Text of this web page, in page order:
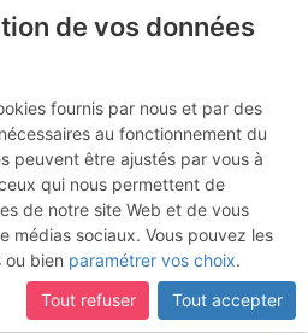
Martin :
Saint-Martin
Albères
de vos données
fournis par nous et par des
au fonctionnement du
peuvent être ajustés par vous à
qui nous permettent de
de notre site Web et de vous
médias sociaux. Vous pouvez les
ou bien paramétrer vos choix.
Tout refuser
Tout accepter